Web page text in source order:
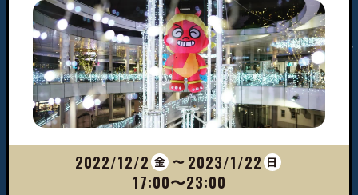
2022/12/2 金 〜 2023/1/22 日
17:00〜23:00